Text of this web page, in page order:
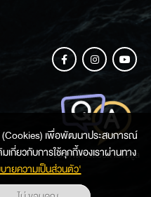
ช่องทางการสอบถามข้อมูล
ต์ (Cookies) เพื่อพัฒนาประสบการณ์
กี่ยวกับการใช้คุกกี้ของเราผ่านทาง
บายความเป็นส่วนตัว'